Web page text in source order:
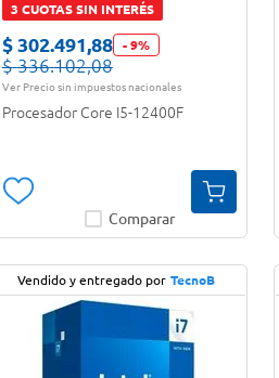
3 CUOTAS SIN INTERÉS
$ 302.491,88 - 9%
$ 336.102,08
Ver Precio sin impuestos nacionales
Procesador Core I5-12400F
Comparar
Vendido y entregado por TecnoB